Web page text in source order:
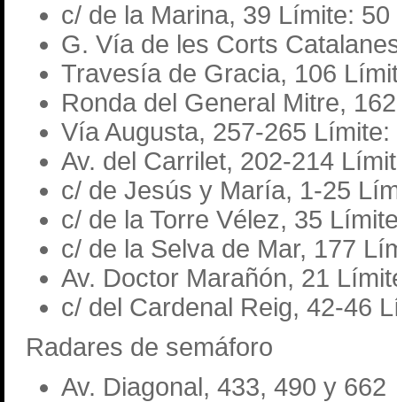
c/ de la Marina, 39 Límite: 50
G. Vía de les Corts
Travesía de Gracia, 106
Ronda del General Mitre,
Vía Augusta, 257-265
Av. del Carrilet, 202-214
c/ de Jesús y María, 1-25
c/ de la Torre Vélez, 35
c/ de la Selva de Mar, 177
Av. Doctor Marañón, 21
c/ del Cardenal Reig, 42-46
Radares de semáforo
Av. Diagonal, 433, 490 y 662